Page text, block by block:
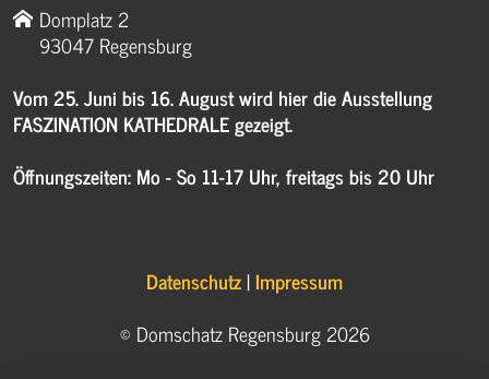
Domplatz 2
93047 Regensburg
Vom 25. Juni bis 16. August wird hier die Ausstellung
FASZINATION KATHEDRALE gezeigt.
Öffnungszeiten: Mo - So 11-17 Uhr, freitags bis 20 Uhr
Datenschutz|Impressum
© Domschatz Regensburg 2026